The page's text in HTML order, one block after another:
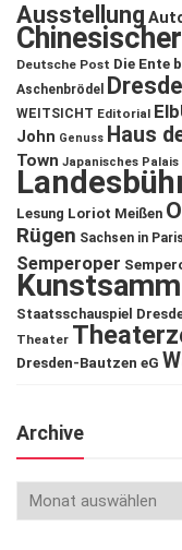
Ausstellung
Deutsche Post Die Ente
Aschenbrödel
WEITSICHT Editorial
John Genuss Haus
Town Japanisches Palais
Lesung Loriot Meißen
Rügen Sachsen in Paris
Semperoper
Staatsschauspiel
Theater
Dresden-Bautzen eG
Archive